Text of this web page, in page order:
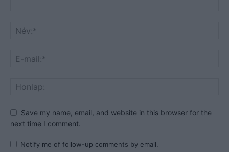
Save my name, email, and website in this browser for the
next time I comment.
Notify me of follow-up comments by email.